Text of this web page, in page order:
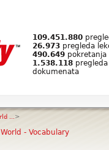
109.451.880
26.973 pregleda
490.649 pokretanja
1.538.118
dokumenata
... >
- Vocabulary